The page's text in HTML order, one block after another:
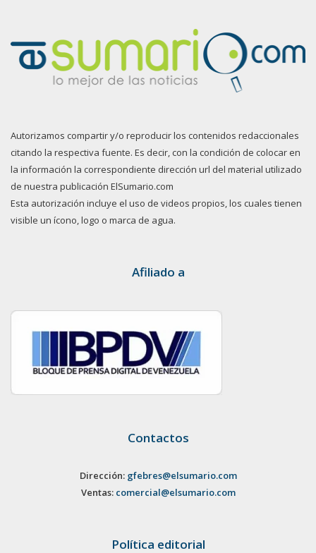
Autorizamos compartir y/o reproducir los contenidos redaccionales
citando la respectiva fuente. Es decir, con la condición de colocar en
la información la correspondiente dirección url del material utilizado
de nuestra publicación ElSumario.com
Esta autorización incluye el uso de videos propios, los cuales tienen
visible un ícono, logo o marca de agua.
Afiliado a
Contactos
Dirección: gfebres@elsumario.com
Ventas: comercial@elsumario.com
Política editorial